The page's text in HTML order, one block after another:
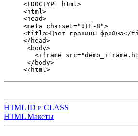
<!DOCTYPE html>
<html>
<head>
<meta charset="UTF-8">
<title>Цвет границы фрейма</
</head>
<body>
<iframe
</body>
</html>
HTML ID и CLASS
HTML Макеты